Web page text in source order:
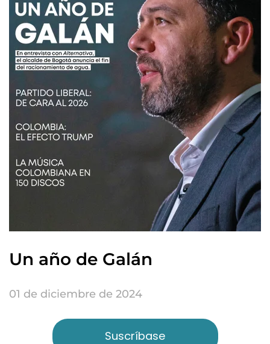
Un año de Galán
01 de diciembre de 2024
Suscríbase